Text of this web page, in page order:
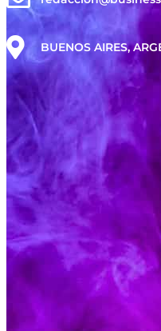
BUENOS AIRES,